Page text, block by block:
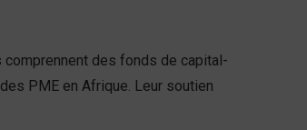
des fonds de capital-
PME en Afrique. Leur soutien